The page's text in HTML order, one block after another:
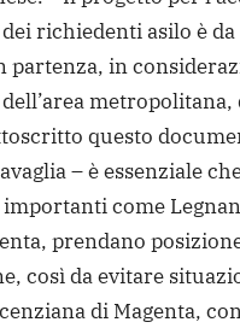
richiedenti asilo è da
in
metropolitana,
questo
– è essenziale
come
prendano
così da evitare
di Magenta,